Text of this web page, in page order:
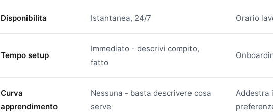
Disponibilita Istantanea, 24/7 Orario
Tempo setup
Immediato - descrivi compito,
fatto
Curva
apprendimento
Nessuna - basta descrivere cosa
serve
Addestra